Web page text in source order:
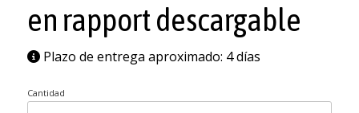
en rapport descargable
Plazo de entrega aproximado: 4 días
Cantidad